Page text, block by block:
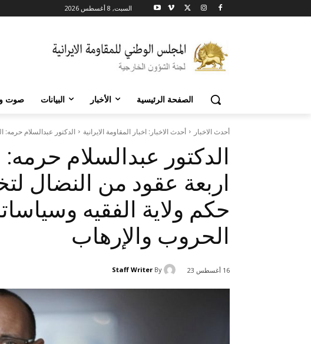
السبت, 8 أغسطس 2026
الصفحة الرئيسية الأخبار البيانات صوت
أحدث الاخبار أحدث الاخبار: اخبار المقاومة الايرانية الدكتور عبدالسلام حرمه:
الدكتور عبدالسلام حرمه:
اربعة عقود من النضال
حكم ولاية الفقيه
الحروب والإرهاب
16 أغسطس 23 By
Staff Writer